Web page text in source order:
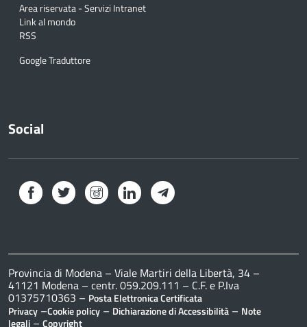
Area riservata - Servizi Intranet
Link al mondo
RSS
Google Traduttore
Social
Facebook Twitter InstagramLinkedInTelegram
Provincia di Modena – Viale Martiri della Libertà, 34 –
41121 Modena – centr. 059.209.111 – C.F. e P.Iva
01375710363 – Posta Elettronica Certificata
Privacy –Cookie policy – Dichiarazione di Accessibilità – Note
legali – Copyright